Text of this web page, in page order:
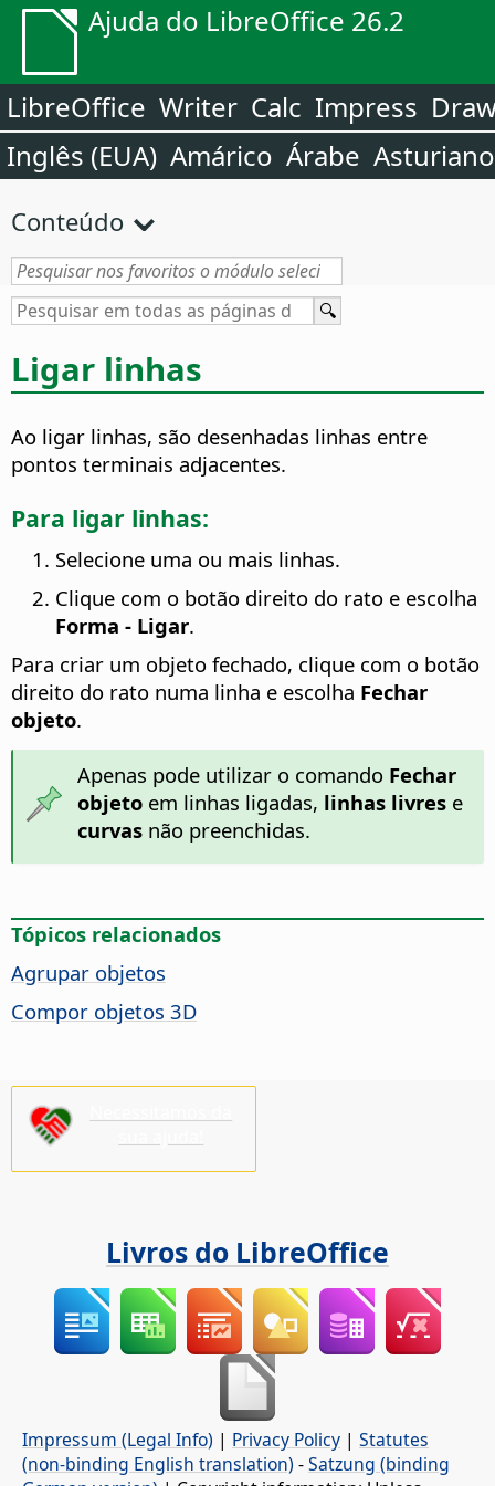
Ajuda do LibreOffice 26.2
LibreOffice Writer Calc Impress
Inglês (EUA) Amárico Árabe Asturiano
Conteúdo
Ligar linhas
Ao ligar linhas, são desenhadas linhas entre
pontos terminais adjacentes.
Para ligar linhas:
Selecione uma ou mais linhas.
Clique com o botão direito do rato e escolha
Forma - Ligar.
Para criar um objeto fechado, clique com o botão
direito do rato numa linha e escolha Fechar
objeto.
Apenas pode utilizar o comando Fechar
objetoem linhas ligadas, linhas livres e
curvasnão preenchidas.
Tópicos relacionados
Agrupar objetos
Compor objetos 3D
Livros do LibreOffice
Impressum (Legal Info) | Privacy Policy | Statutes
(non-binding English translation) -Satzung (binding